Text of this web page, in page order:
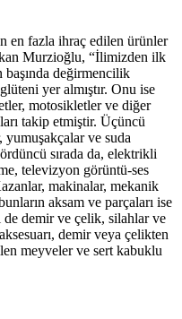
en fazla ihraç edilen ürünler
Murzioğlu, “İlimizden ilk
başında değirmencilik
yer almıştır. Onu ise
motosikletler ve diğer
takip etmiştir. Üçüncü
yumuşakçalar ve suda
sırada da, elektrikli
televizyon görüntü-ses
makinalar, mekanik
aksam ve parçaları ise
de demir ve çelik, silahlar ve
demir veya çelikten
meyveler ve sert kabuklu